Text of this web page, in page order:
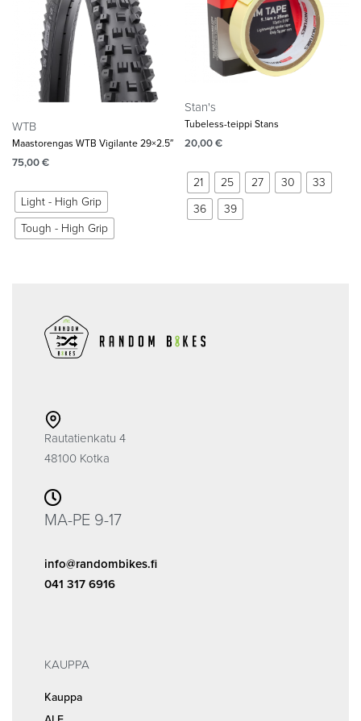
WTB
Maastorengas WTB Vigilante 29×2.5″
75,00€
Light - High Grip
Tough - High Grip
Stan's
Tubeless-teippi Stans
20,00€
21 25 27 30
33
36
39
Rautatienkatu 4
48100 Kotka
MA-PE 9-17
info@randombikes.fi
041 317 6916
KAUPPA
Kauppa